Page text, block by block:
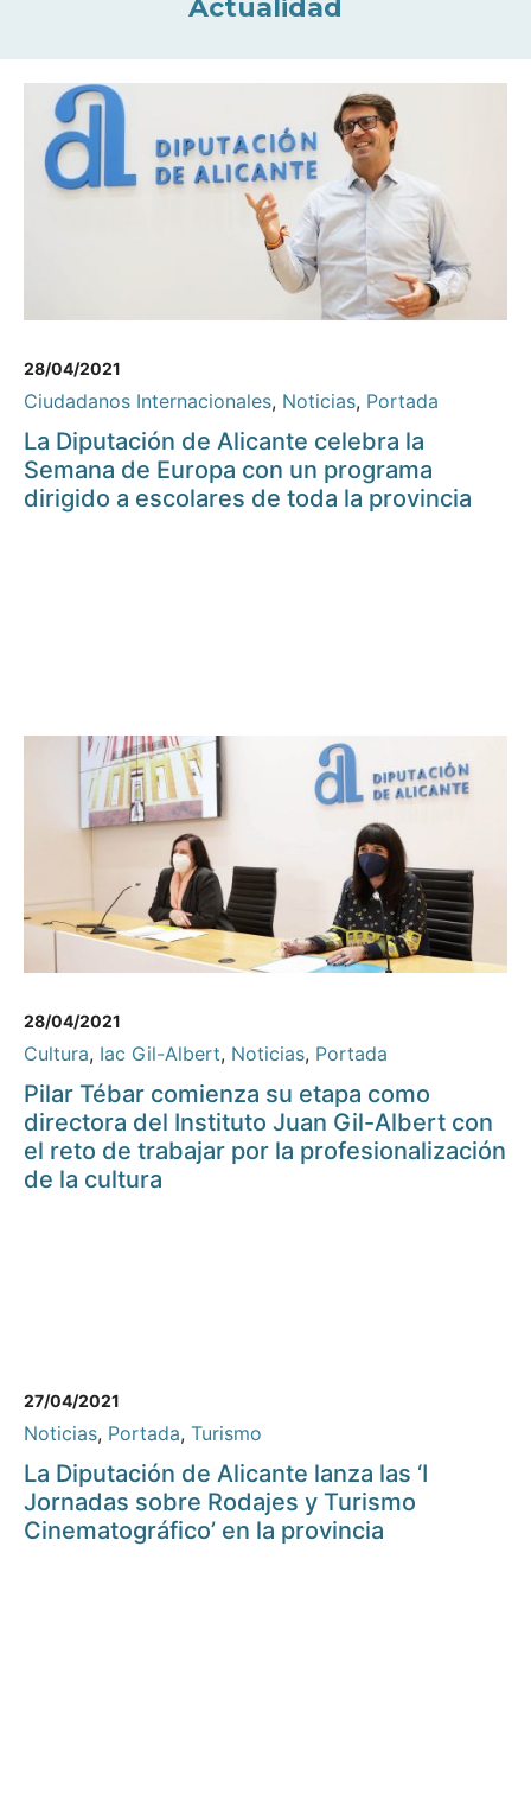
Actualidad
28/04/2021
Ciudadanos Internacionales, Noticias, Portada
La Diputación de Alicante celebra la
Semana de Europa con un programa
dirigido a escolares de toda la provincia
28/04/2021
Cultura, Iac Gil-Albert, Noticias, Portada
Pilar Tébar comienza su etapa como
directora del Instituto Juan Gil-Albert con
el reto de trabajar por la profesionalización
de la cultura
27/04/2021
Noticias, Portada, Turismo
La Diputación de Alicante lanza las ‘I
Jornadas sobre Rodajes y Turismo
Cinematográfico’ en la provincia